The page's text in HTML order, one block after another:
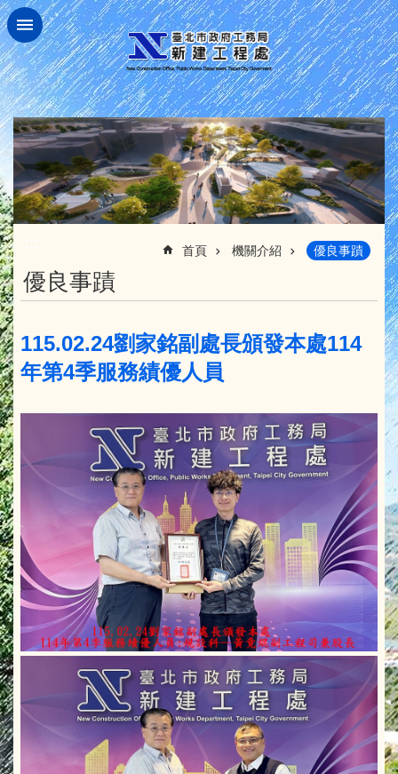
跳到主要內容區塊
首頁 機關介紹 優良事蹟
優良事蹟
115.02.24劉家銘副處長頒發本處114
年第4季服務績優人員